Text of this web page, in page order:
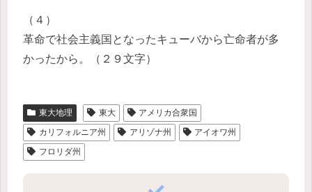
（４）
革命で社会主義国となったキューバから亡命者が多
かったから。（２９文字）
東大地理 東大
アメリカ合衆国
カリフォルニア州
アリゾナ州
アイオワ州
フロリダ州